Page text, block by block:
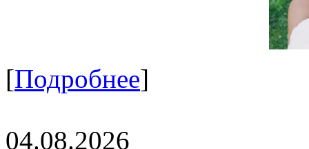
[Подробнее]
04.08.2026